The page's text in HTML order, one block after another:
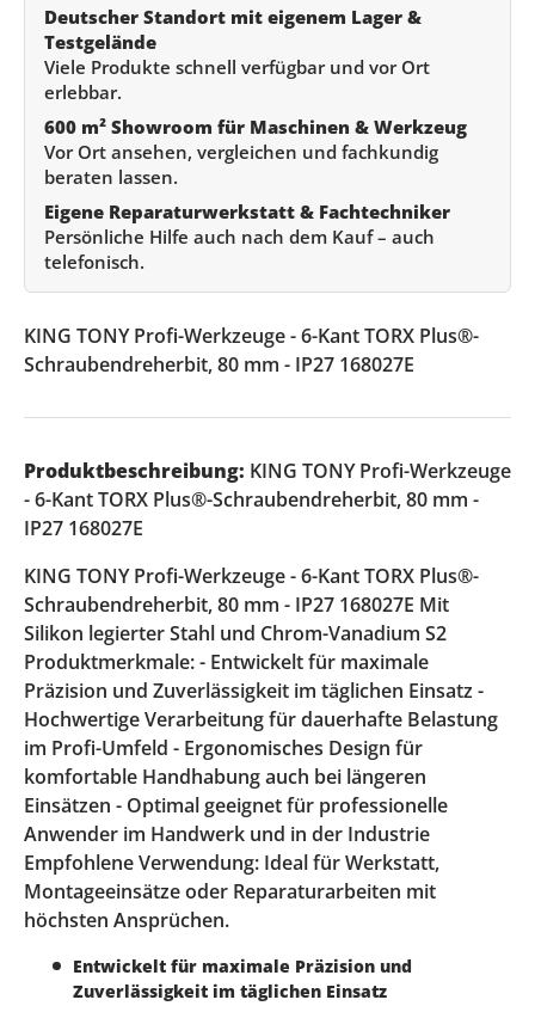
Deutscher Standort mit eigenem Lager &
Testgelände
Viele Produkte schnell verfügbar und vor Ort
erlebbar.
600 m² Showroom für Maschinen & Werkzeug
Vor Ort ansehen, vergleichen und fachkundig
beraten lassen.
Eigene Reparaturwerkstatt & Fachtechniker
Persönliche Hilfe auch nach dem Kauf – auch
telefonisch.
KING TONY Profi-Werkzeuge - 6-Kant TORX Plus®-
Schraubendreherbit, 80 mm - IP27 168027E
Produktbeschreibung: KING TONY Profi-Werkzeuge
- 6-Kant TORX Plus®-Schraubendreherbit, 80 mm -
IP27 168027E
KING TONY Profi-Werkzeuge - 6-Kant TORX Plus®-
Schraubendreherbit, 80 mm - IP27 168027E Mit
Silikon legierter Stahl und Chrom-Vanadium S2
Produktmerkmale: - Entwickelt für maximale
Präzision und Zuverlässigkeit im täglichen Einsatz -
Hochwertige Verarbeitung für dauerhafte Belastung
im Profi-Umfeld - Ergonomisches Design für
komfortable Handhabung auch bei längeren
Einsätzen - Optimal geeignet für professionelle
Anwender im Handwerk und in der Industrie
Empfohlene Verwendung: Ideal für Werkstatt,
Montageeinsätze oder Reparaturarbeiten mit
höchsten Ansprüchen.
Entwickelt für maximale Präzision und
Zuverlässigkeit im täglichen Einsatz